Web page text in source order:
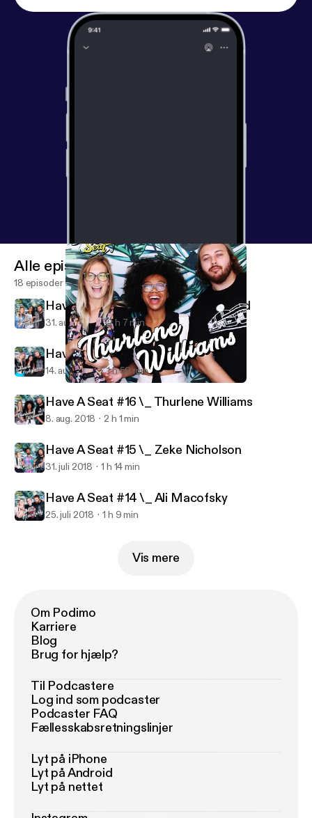
Have A Seat
Alle episoder
18 episoder
Have A Seat #18 \_ Janae McDonald
31. aug. 2018 2 h 7 min
Have A Seat #17 \_ Alexis Aguirre
14. aug. 2018 1 h 59 min
Have A Seat #16 \_ Thurlene Williams
8. aug. 2018 2 h 1 min
Have A Seat #15 \_ Zeke Nicholson
31. juli 2018 1 h 14 min
Have A Seat #14 \_ Ali Macofsky
25. juli 2018 1 h 9 min
Vis mere
Om Podimo
Karriere
Blog
Brug for hjælp?
Til Podcastere
Log ind som podcaster
Podcaster FAQ
Fællesskabsretningslinjer
Lyt på iPhone
Lyt på Android
Lyt på nettet